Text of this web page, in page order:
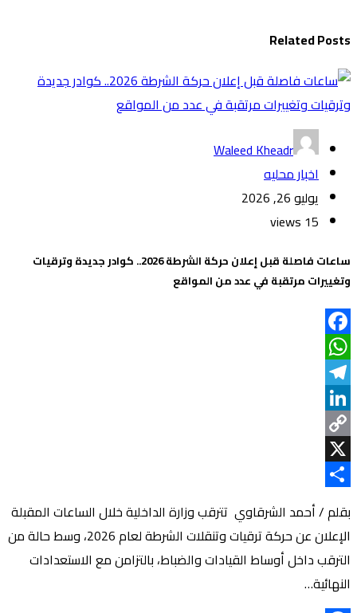
Related Posts
Waleed Kheadr
اخبار محليه
يوليو 26, 2026
15 views
ساعات فاصلة قبل إعلان حركة الشرطة 2026.. كوادر جديدة وترقيات
وتغييرات مرتقبة في عدد من المواقع
Facebook
WhatsApp
Telegram
LinkedIn
Copy
LinkX
بقلم / أحمد الشرقاوي تترقب وزارة الداخلية خلال الساعات المقبلة
الإعلان عن حركة ترقيات وتنقلات الشرطة لعام 2026، وسط حالة من
الترقب داخل أوساط القيادات والضباط، بالتزامن مع الاستعدادات
النهائية…